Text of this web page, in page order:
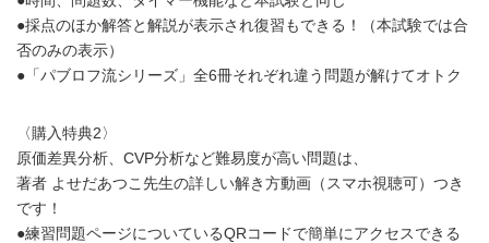
●採点のほか解答と解説が表示され復習もできる！（本試験では合
否のみの表示）
●「パブロフ流シリーズ」全6冊それぞれ違う問題が解けてオトク
〈購入特典2〉
原価差異分析、CVP分析など難易度が高い問題は、
著者 よせだあつこ先生の詳しい解き方動画（スマホ視聴可）つき
です！
●練習問題ページについているQRコードで簡単にアクセスできる